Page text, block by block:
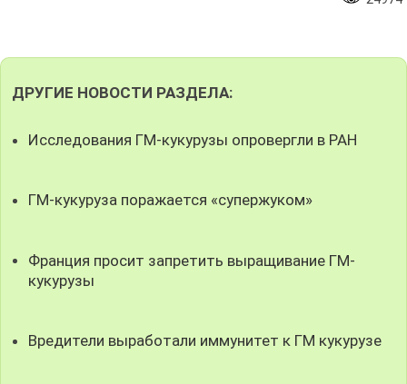
ДРУГИЕ НОВОСТИ РАЗДЕЛА:
Исследования ГМ-кукурузы опровергли в РАН
ГМ-кукуруза поражается «супержуком»
Франция просит запретить выращивание ГМ-
кукурузы
Вредители выработали иммунитет к ГМ кукурузе